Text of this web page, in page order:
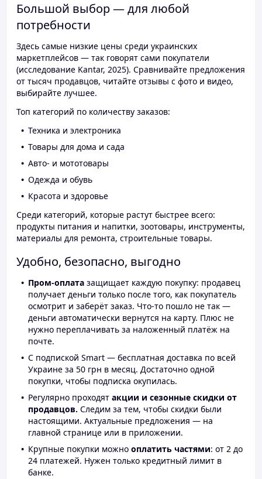
Большой выбор — для любой
потребности
Здесь самые низкие цены среди украинских
маркетплейсов — так говорят сами покупатели
(исследование Kantar, 2025). Сравнивайте предложения
от тысяч продавцов, читайте отзывы с фото и видео,
выбирайте лучшее.
Топ категорий по количеству заказов:
Техника и электроника
Товары для дома и сада
Авто- и мототовары
Одежда и обувь
Красота и здоровье
Среди категорий, которые растут быстрее всего:
продукты питания и напитки, зоотовары, инструменты,
материалы для ремонта, строительные товары.
Удобно, безопасно, выгодно
Пром-оплата защищает каждую покупку: продавец
получает деньги только после того, как покупатель
осмотрит и заберёт заказ. Что-то пошло не так —
деньги автоматически вернутся на карту. Плюс не
нужно переплачивать за наложенный платёж на
почте.
С подпиской Smart — бесплатная доставка по всей
Украине за 50 грн в месяц. Достаточно одной
покупки, чтобы подписка окупилась.
Регулярно проходят акции и сезонные скидки от
продавцов. Следим за тем, чтобы скидки были
настоящими. Актуальные предложения — на
главной странице или в приложении.
Крупные покупки можно оплатить частями: от 2 до
24 платежей. Нужен только кредитный лимит в
банке.